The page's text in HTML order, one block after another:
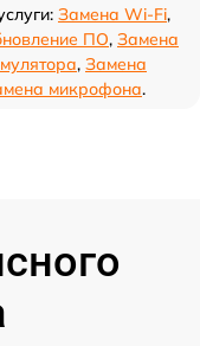
Замена Wi-Fi,
ПО, Замена
, Замена
микрофона.